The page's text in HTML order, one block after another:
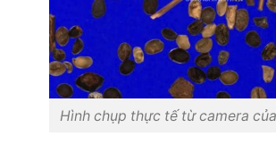
Hình chụp thực tế từ camera